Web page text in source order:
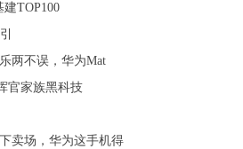
建TOP100
两不误，华为Mat
官家族黑科技
卖场，华为这手机得